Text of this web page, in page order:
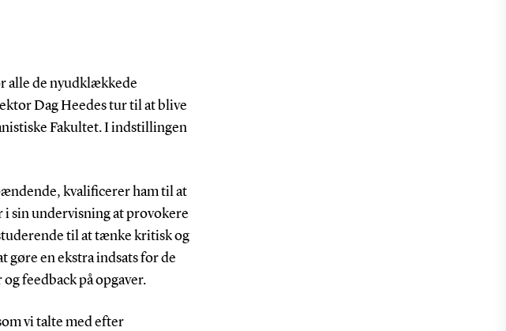
alle de nyudklækkede
Dag Heedes tur til at blive
Fakultet. I indstillingen
kvalificerer ham til at
sin undervisning at provokere
til at tænke kritisk og
gøre en ekstra indsats for de
feedback på opgaver.
vi talte med efter